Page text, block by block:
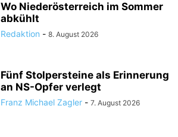
Wo Niederösterreich im Sommer
abkühlt
Redaktion - 8. August 2026
Fünf Stolpersteine als Erinnerung
an NS-Opfer verlegt
Franz Michael Zagler - 7. August 2026